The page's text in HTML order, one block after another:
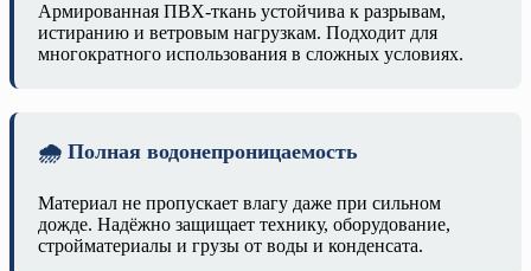
Армированная ПВХ-ткань устойчива к разрывам,
истиранию и ветровым нагрузкам. Подходит для
многократного использования в сложных условиях.
🌧️ Полная водонепроницаемость
Материал не пропускает влагу даже при сильном
дожде. Надёжно защищает технику, оборудование,
стройматериалы и грузы от воды и конденсата.